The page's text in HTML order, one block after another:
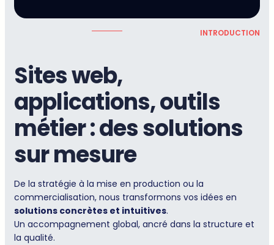
INTRODUCTION
Sites web,
applications, outils
métier : des solutions
sur mesure
De la stratégie à la mise en production ou la
commercialisation, nous transformons vos idées en
solutions concrètes et intuitives.
Un accompagnement global, ancré dans la structure et
la qualité.